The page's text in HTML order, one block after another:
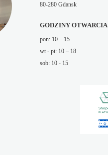
80-280 Gdansk
GODZINY OTWARCIA
pon: 10 – 15
wt - pt: 10 – 18
sob: 10 - 15